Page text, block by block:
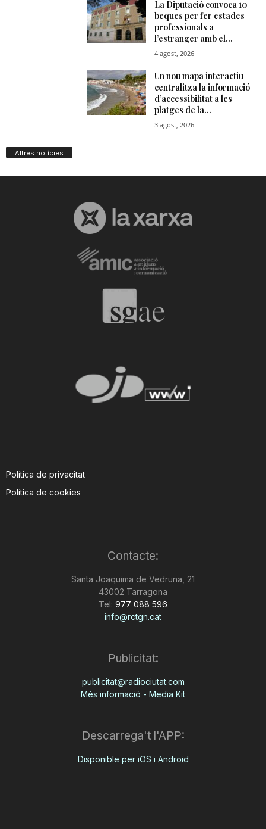
Altres notícies
Política de privacitat
Política de cookies
Contacte:
Santa Joaquima de Vedruna, 21
43002 Tarragona
Tel: 977 088 596
info@rctgn.cat
Publicitat:
publicitat@radiociutat.com
Més informació - Media Kit
Descarrega't l'APP:
Disponible per iOS i Android